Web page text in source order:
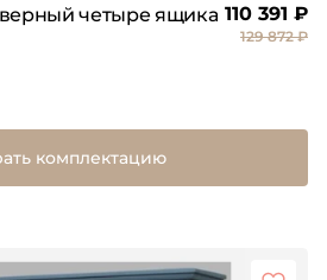
четыре ящика 110 391 ₽
129 872 ₽
комплектацию